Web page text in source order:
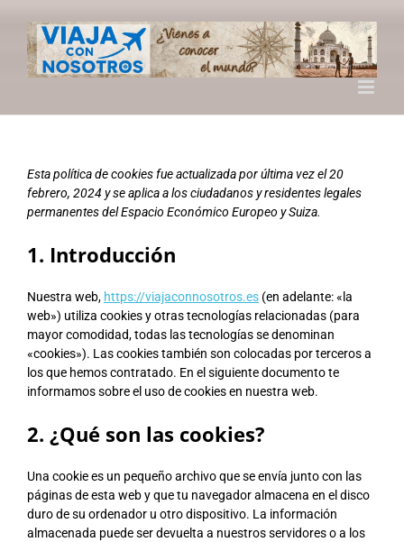
contenido
Esta política de cookies fue actualizada por última vez el 20
febrero, 2024 y se aplica a los ciudadanos y residentes legales
permanentes del Espacio Económico Europeo y Suiza.
1. Introducción
Nuestra web, https://viajaconnosotros.es (en adelante: «la
web») utiliza cookies y otras tecnologías relacionadas (para
mayor comodidad, todas las tecnologías se denominan
«cookies»). Las cookies también son colocadas por terceros a
los que hemos contratado. En el siguiente documento te
informamos sobre el uso de cookies en nuestra web.
2. ¿Qué son las cookies?
Una cookie es un pequeño archivo que se envía junto con las
páginas de esta web y que tu navegador almacena en el disco
duro de su ordenador u otro dispositivo. La información
almacenada puede ser devuelta a nuestros servidores o a los